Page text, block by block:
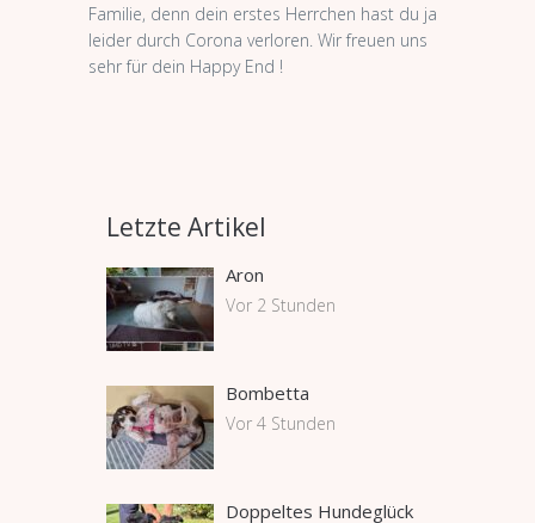
Familie, denn dein erstes Herrchen hast du ja
leider durch Corona verloren. Wir freuen uns
sehr für dein Happy End !
Letzte Artikel
Aron
Vor 2 Stunden
Bombetta
Vor 4 Stunden
Doppeltes Hundeglück